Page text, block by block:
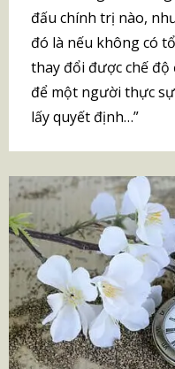
đấu chính trị nào,
đó là nếu không có
thay đổi được chế độ
để một người thực
lấy quyết định…”